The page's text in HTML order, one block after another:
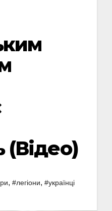
(Відео)
, #легіони, #українці